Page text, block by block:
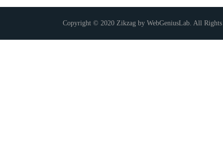
Copyright © 2020 Zikzag by WebGeniusLab. All Rights